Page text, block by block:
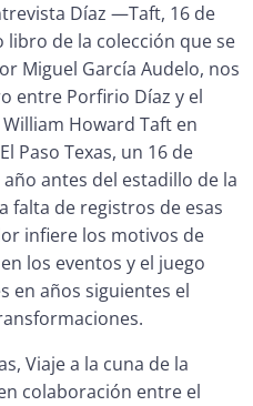
Díaz —Taft, 16 de
libro de la colección que se
Miguel García Audelo, nos
entre Porfirio Díaz y el
Howard Taft en
Paso Texas, un 16 de
antes del estadillo de la
falta de registros de esas
infiere los motivos de
los eventos y el juego
en años siguientes el
Viaje a la cuna de la
colaboración entre el